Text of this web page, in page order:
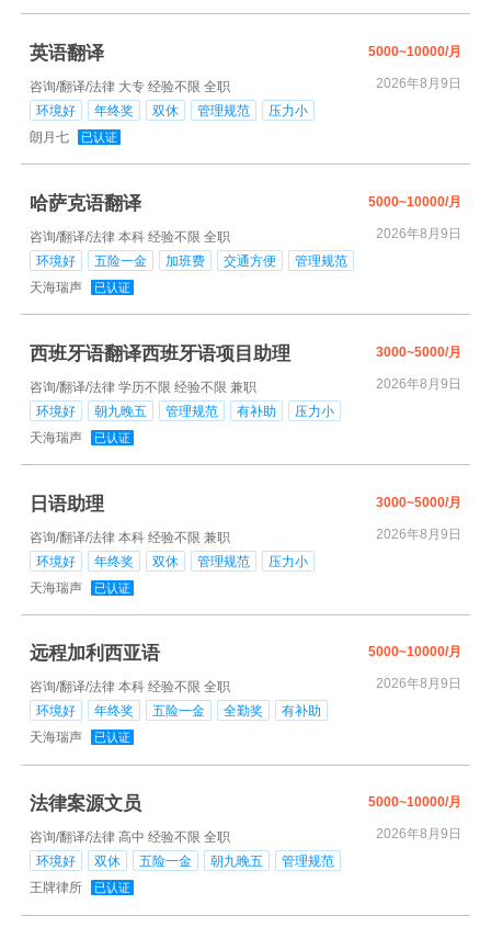
英语翻译 5000~10000/月
咨询/翻译/法律 大专 经验不限 全职
2026年8月9日
环境好
年终奖 双休 管理规范
压力小
朗月七
已认证
哈萨克语翻译 5000~10000/月
咨询/翻译/法律 本科 经验不限 全职
2026年8月9日
环境好
五险一金 加班费 交通方便
管理规范
天海瑞声
已认证
西班牙语翻译西班牙语项目助理 3000~5000/月
咨询/翻译/法律 学历不限 经验不限 兼职
2026年8月9日
环境好
朝九晚五 管理规范 有补助
压力小
天海瑞声
已认证
日语助理 3000~5000/月
咨询/翻译/法律 本科 经验不限 兼职
2026年8月9日
环境好
年终奖 双休 管理规范
压力小
天海瑞声
已认证
远程加利西亚语 5000~10000/月
咨询/翻译/法律 本科 经验不限 全职
2026年8月9日
环境好
年终奖 五险一金 全勤奖
有补助
天海瑞声
已认证
法律案源文员 5000~10000/月
咨询/翻译/法律 高中 经验不限 全职
2026年8月9日
环境好
双休 五险一金 朝九晚五
管理规范
王牌律所
已认证